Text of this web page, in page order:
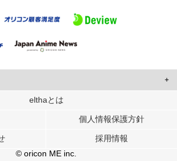
使用して、ユーザーに合わせたコンテンツや広告の
タ解析の各パートナーに提供しています。
とユーザーが各パートナーに提供した他の情報や、
サービスを使用したときに収集した他の情報を組み
elthaとは
個人情報保護方針
採用情報
© oricon ME inc.